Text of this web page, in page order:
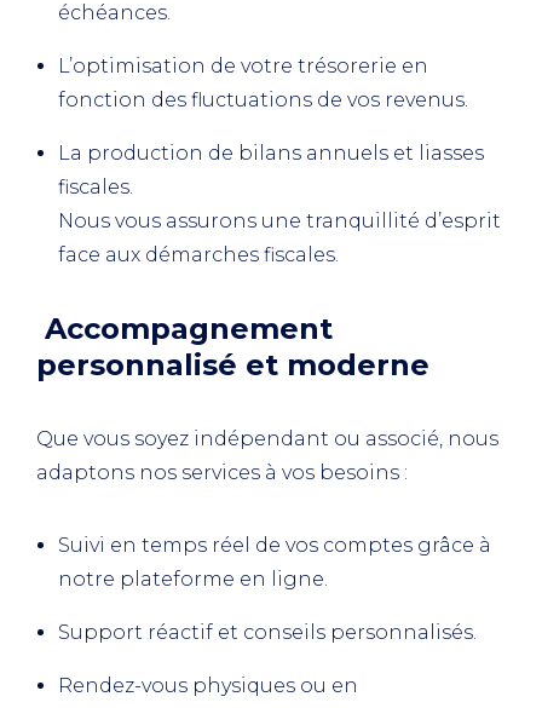
échéances.
L’optimisation de votre trésorerie en
fonction des fluctuations de vos revenus.
La production de bilans annuels et liasses
fiscales.
Nous vous assurons une tranquillité d’esprit
face aux démarches fiscales.
Accompagnement
personnalisé et moderne
Que vous soyez indépendant ou associé, nous
adaptons nos services à vos besoins :
Suivi en temps réel de vos comptes grâce à
notre plateforme en ligne.
Support réactif et conseils personnalisés.
Rendez-vous physiques ou en